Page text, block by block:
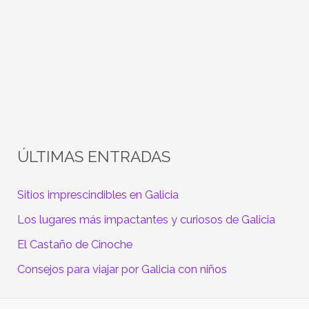
ÚLTIMAS ENTRADAS
Sitios imprescindibles en Galicia
Los lugares más impactantes y curiosos de Galicia
El Castaño de Cinoche
Consejos para viajar por Galicia con niños